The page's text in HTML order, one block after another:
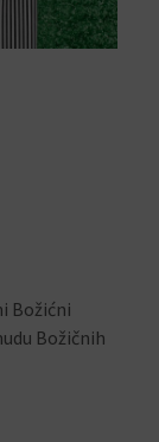
Božićni
Božičnih